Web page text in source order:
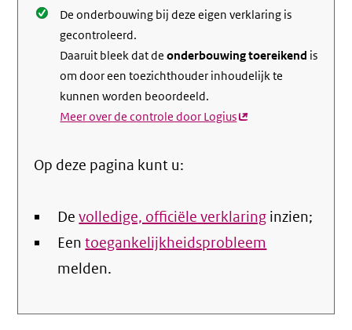
De onderbouwing bij deze eigen verklaring is
gecontroleerd.
Daaruit bleek dat deonderbouwing toereikend is
om door een toezichthouder inhoudelijk te
kunnen worden beoordeeld.
Meer over de controle door Logius(externe
Op deze pagina kunt u:
Devolledige, officiële verklaring inzien;
Eentoegankelijkheidsprobleem
melden.